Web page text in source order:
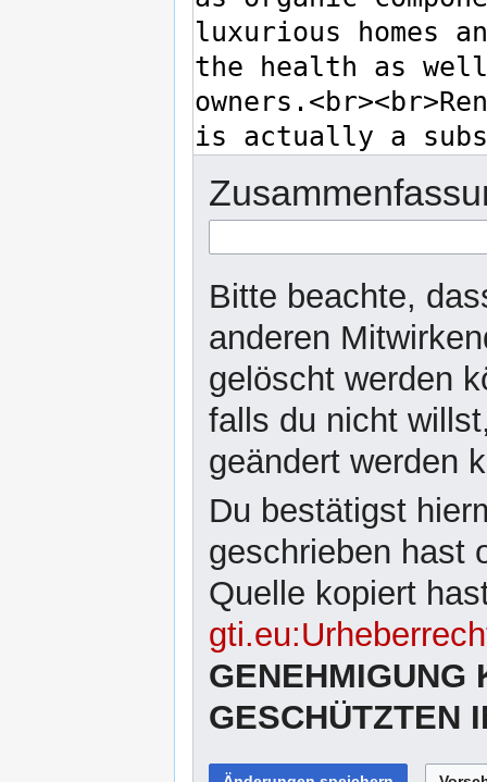
Bitte beachte,
anderen
gelöscht werden
falls du nicht
geändert werden
Du bestätigst
geschrieben hast
Quelle kopiert
GENEHMIGUNG
GESCHÜTZTEN